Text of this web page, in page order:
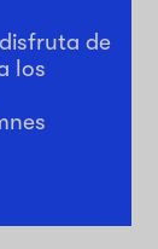
de
los